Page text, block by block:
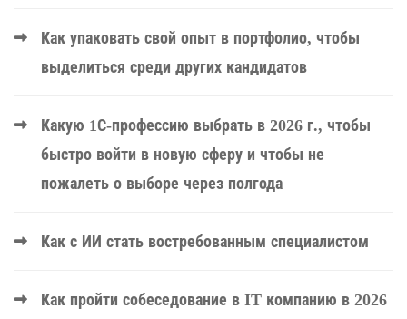
Как упаковать свой опыт в портфолио, чтобы
выделиться среди других кандидатов
Какую 1С-профессию выбрать в 2026 г., чтобы
быстро войти в новую сферу и чтобы не
пожалеть о выборе через полгода
Как с ИИ стать востребованным специалистом
Как пройти собеседование в IT компанию в 2026